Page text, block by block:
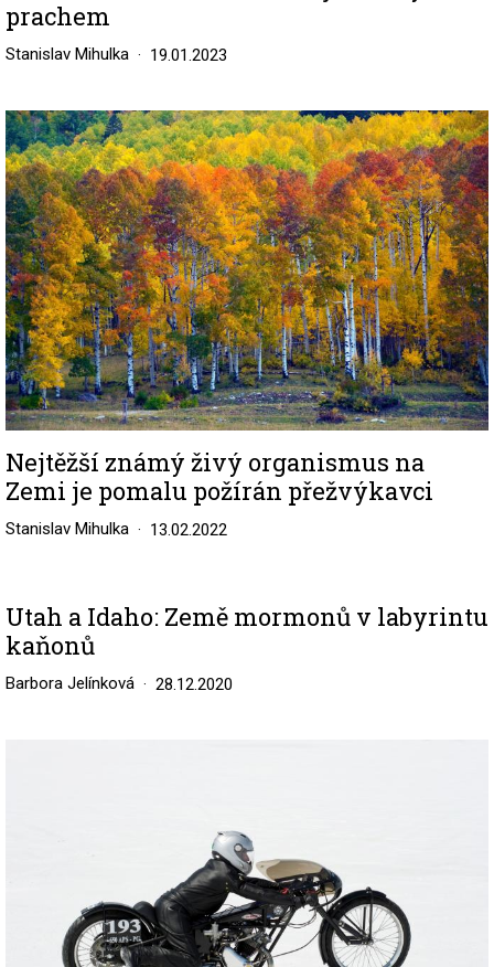
prachem
Stanislav Mihulka 19.01.2023
Image
Nejtěžší známý živý organismus na
Zemi je pomalu požírán přežvýkavci
Stanislav Mihulka 13.02.2022
Utah a Idaho: Země mormonů v labyrintu
kaňonů
Barbora Jelínková 28.12.2020